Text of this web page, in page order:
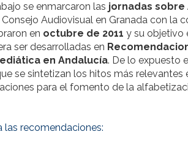
se enmarcaron las jornadas sobre
Audiovisual en Granada con la
en octubre de 2011 y su objetivo
ser desarrolladas en
en Andalucía. De lo expuesto
se sintetizan los hitos más relevantes
para el fomento de la
las recomendaciones: